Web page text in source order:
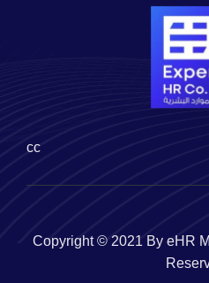
cc
Copyright © 2021 By eHR